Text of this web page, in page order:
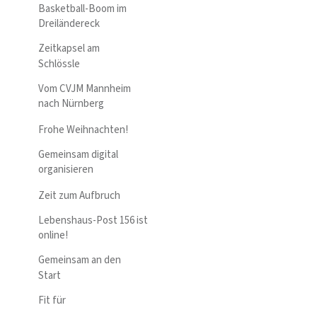
Basketball-Boom im
Dreiländereck
Zeitkapsel am
Schlössle
Vom CVJM Mannheim
nach Nürnberg
Frohe Weihnachten!
Gemeinsam digital
organisieren
Zeit zum Aufbruch
Lebenshaus-Post 156 ist
online!
Gemeinsam an den
Start
Fit für